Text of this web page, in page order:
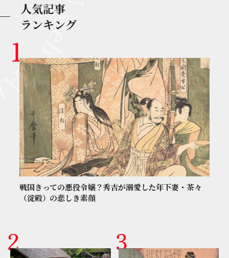
人気記事
ランキング
戦国きっての悪役令嬢？秀吉が溺愛した年下妻・茶々
（淀殿）の悲しき素顔